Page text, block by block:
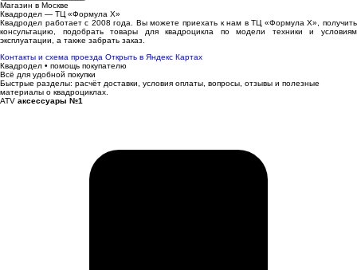
Магазин в Москве
Квадродел — ТЦ «Формула Х»
Квадродел работает с 2008 года. Вы можете приехать к нам в ТЦ «Формула Х», получить
консультацию, подобрать товары для квадроцикла по модели техники и условиям
эксплуатации, а также забрать заказ.
Контакты и схема проезда Открыть в Яндекс Картах
Квадродел • помощь покупателю
Всё для удобной покупки
Быстрые разделы: расчёт доставки, условия оплаты, вопросы, отзывы и полезные
материалы о квадроциклах.
ATV аксессуары №1